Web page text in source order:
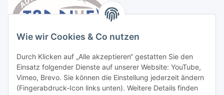
Wie wir Cookies & Co nutzen
Durch Klicken auf „Alle akzeptieren“ gestatten Sie den
Einsatz folgender Dienste auf unserer Website: YouTube,
Vimeo, Brevo. Sie können die Einstellung jederzeit ändern
(Fingerabdruck-Icon links unten). Weitere Details finden